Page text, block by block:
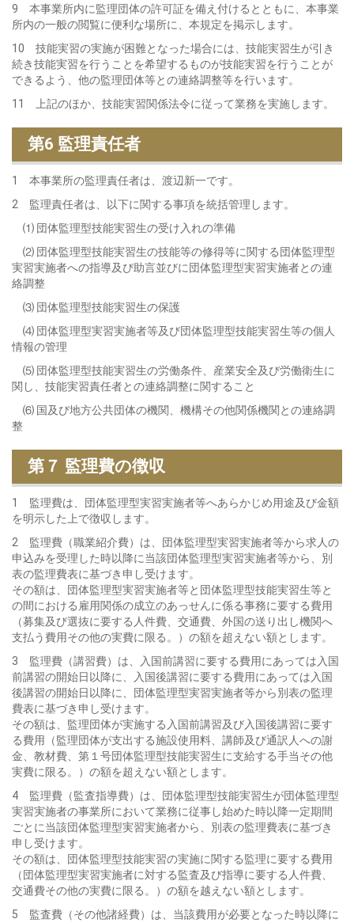
9 本事業所内に監理団体の許可証を備え付けるとともに、本事業
所内の一般の閲覧に便利な場所に、本規定を掲示します。
10 技能実習の実施が困難となった場合には、技能実習生が引き
続き技能実習を行うことを希望するものが技能実習を行うことが
できるよう、他の監理団体等との連絡調整等を行います。
11 上記のほか、技能実習関係法令に従って業務を実施します。
第6 監理責任者
1 本事業所の監理責任者は、渡辺新一です。
2 監理責任者は、以下に関する事項を統括管理します。
⑴ 団体監理型技能実習生の受け入れの準備
⑵ 団体監理型技能実習生の技能等の修得等に関する団体監理型
実習実施者への指導及び助言並びに団体監理型実習実施者との連
絡調整
⑶ 団体監理型技能実習生の保護
⑷ 団体監理型実習実施者等及び団体監理型技能実習生等の個人
情報の管理
⑸ 団体監理型技能実習生の労働条件、産業安全及び労働衛生に
関し、技能実習責任者との連絡調整に関すること
⑹ 国及び地方公共団体の機関、機構その他関係機関との連絡調
整
第７ 監理費の徴収
1 監理費は、団体監理型実習実施者等へあらかじめ用途及び金額
を明示した上で徴収します。
2 監理費（職業紹介費）は、団体監理型実習実施者等から求人の
申込みを受理した時以降に当該団体監理型実習実施者等から、別
表の監理費表に基づき申し受けます。
その額は、団体監理型実習実施者等と団体監理型技能実習生等と
の間における雇用関係の成立のあっせんに係る事務に要する費用
（募集及び選抜に要する人件費、交通費、外国の送り出し機関へ
支払う費用その他の実費に限る。）の額を超えない額とします。
3 監理費（講習費）は、入国前講習に要する費用にあっては入国
前講習の開始日以降に、入国後講習に要する費用にあっては入国
後講習の開始日以降に、団体監理型実習実施者等から別表の監理
費表に基づき申し受けます。
その額は、監理団体が実施する入国前講習及び入国後講習に要す
る費用（監理団体が支出する施設使用料、講師及び通訳人への謝
金、教材費、第１号団体監理型技能実習生に支給する手当その他
実費に限る。）の額を超えない額とします。
4 監理費（監査指導費）は、団体監理型技能実習生が団体監理型
実習実施者の事業所において業務に従事し始めた時以降一定期間
ごとに当該団体監理型実習実施者から、別表の監理費表に基づき
申し受けます。
その額は、団体監理型技能実習の実施に関する監理に要する費用
（団体監理型実習実施者に対する監査及び指導に要する人件費、
交通費その他の実費に限る。）の額を越えない額とします。
5 監査費（その他諸経費）は、当該費用が必要となった時以降に